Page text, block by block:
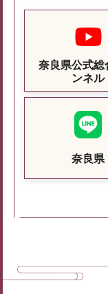
奈良県公式総
ンネル
奈良県